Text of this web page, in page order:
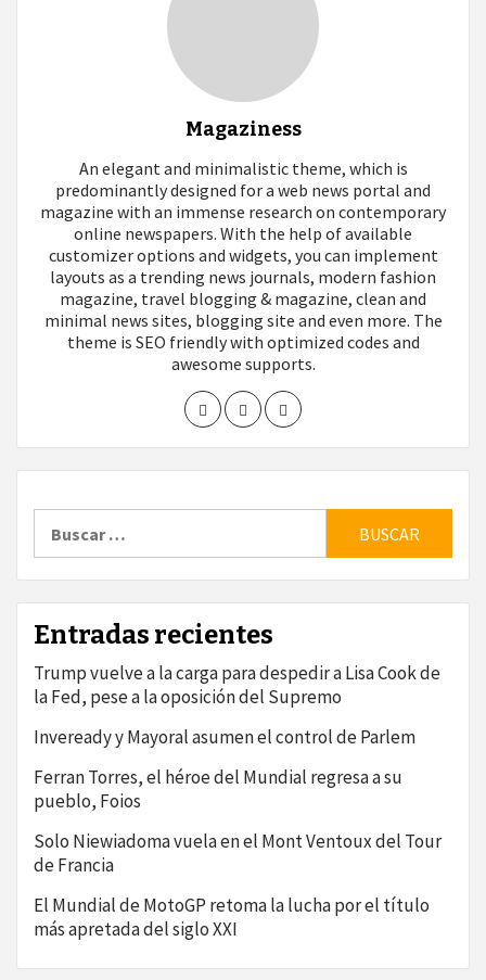
Magaziness
An elegant and minimalistic theme, which is
predominantly designed for a web news portal and
magazine with an immense research on contemporary
online newspapers. With the help of available
customizer options and widgets, you can implement
layouts as a trending news journals, modern fashion
magazine, travel blogging & magazine, clean and
minimal news sites, blogging site and even more. The
theme is SEO friendly with optimized codes and
awesome supports.
Entradas recientes
Trump vuelve a la carga para despedir a Lisa Cook de
la Fed, pese a la oposición del Supremo
Inveready y Mayoral asumen el control de Parlem
Ferran Torres, el héroe del Mundial regresa a su
pueblo, Foios
Solo Niewiadoma vuela en el Mont Ventoux del Tour
de Francia
El Mundial de MotoGP retoma la lucha por el título
más apretada del siglo XXI